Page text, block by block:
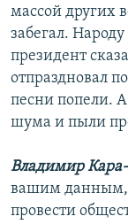
массой других
забегал.
президент
отпраздновал
песни попели.
шума и пыли
Владимир
вашим данным,
провести